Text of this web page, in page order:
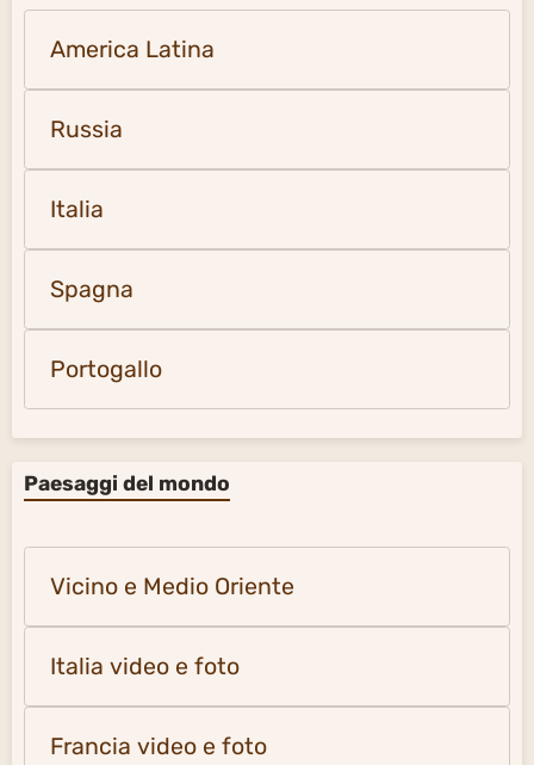
America Latina
Russia
Italia
Spagna
Portogallo
Paesaggi del mondo
Vicino e Medio Oriente
Italia video e foto
Francia video e foto